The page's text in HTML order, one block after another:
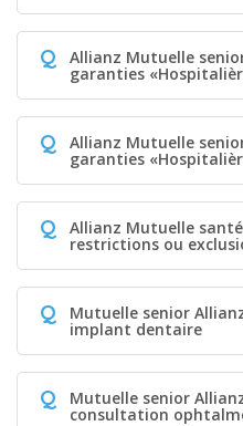
Q Allianz Mutuelle
garanties
Q Allianz Mutuelle
garanties
Q Allianz Mutuelle
restrictions ou
Q Mutuelle senior
implant dentaire
Q Mutuelle senior
consultation